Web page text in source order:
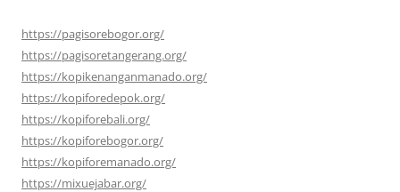
https://pagisorebogor.org/
https://pagisoretangerang.org/
https://kopikenanganmanado.org/
https://kopiforedepok.org/
https://kopiforebali.org/
https://kopiforebogor.org/
https://kopiforemanado.org/
https://mixuejabar.org/